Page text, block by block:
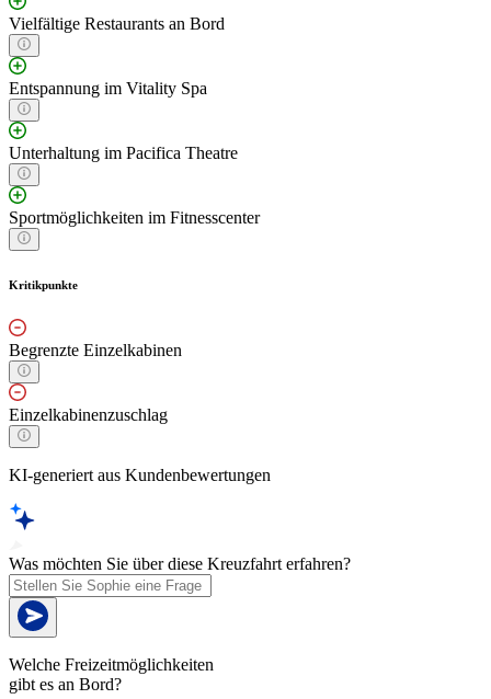
Vielfältige Restaurants an Bord
Entspannung im Vitality Spa
Unterhaltung im Pacifica Theatre
Sportmöglichkeiten im Fitnesscenter
Kritikpunkte
Begrenzte Einzelkabinen
Einzelkabinenzuschlag
KI-generiert aus Kundenbewertungen
Was möchten Sie über diese Kreuzfahrt erfahren?
Welche Freizeitmöglichkeiten
gibt es an Bord?